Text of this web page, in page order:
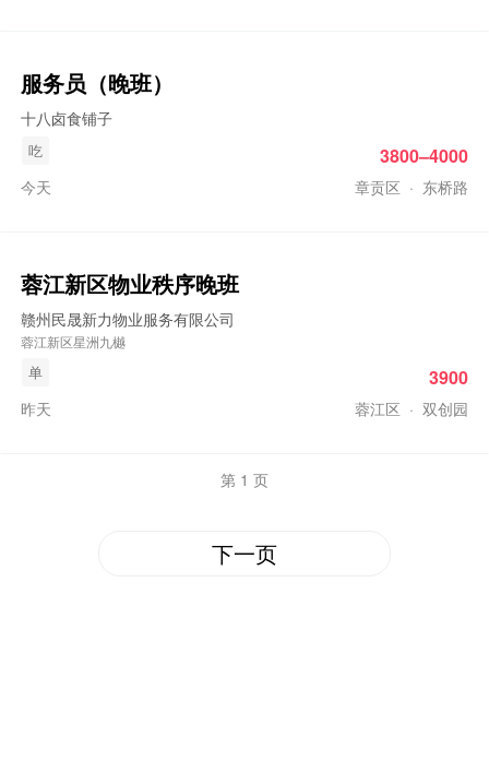
服务员（晚班）
十八卤食铺子
吃
今天 章贡区 · 东桥路
3800–4000
蓉江新区物业秩序晚班
赣州民晟新力物业服务有限公司
蓉江新区星洲九樾
单
昨天 蓉江区 · 双创园
3900
第 1 页
下一页